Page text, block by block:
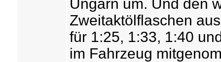
Ungarn um. Und den
Zweitaktölflaschen
für 1:25, 1:33, 1:40
im Fahrzeug